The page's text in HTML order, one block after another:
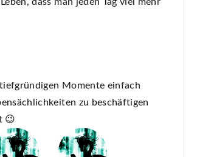
dass man jeden Tag viel mehr
Momente einfach
zu beschäftigen
😉